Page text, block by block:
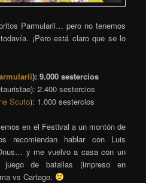
Parmularii… pero no tenemos
¡Pero está claro que se lo
): 9.000 sestercios
2.400 sestercios
Scuto): 1.000 sestercios
en el Festival a un montón de
recomiendan hablar con Luis
y me vuelvo a casa con un
de batallas (impreso en
vs Cartago.